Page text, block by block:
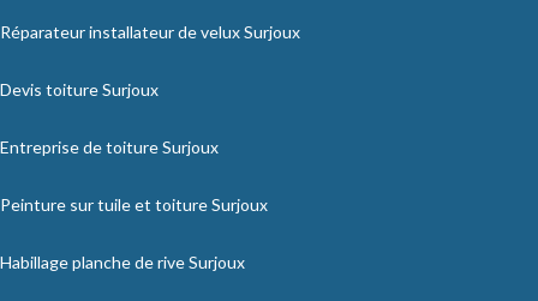
Réparateur installateur de velux Surjoux
Devis toiture Surjoux
Entreprise de toiture Surjoux
Peinture sur tuile et toiture Surjoux
Habillage planche de rive Surjoux